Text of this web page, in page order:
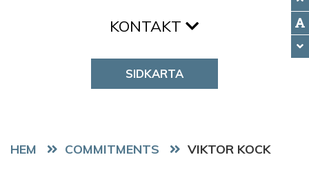
KONTAKT
SIDKARTA
HEM COMMITMENTS VIKTOR KOCK